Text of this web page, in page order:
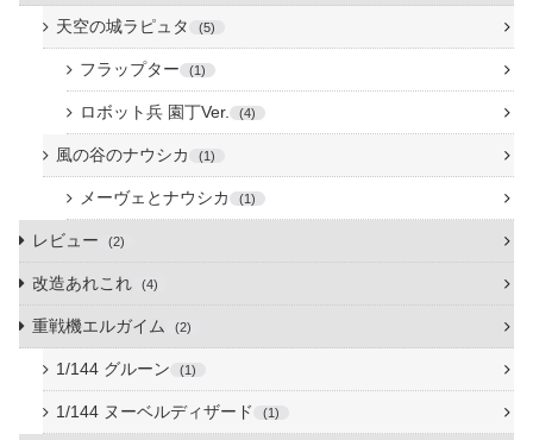
天空の城ラピュタ 5
フラップター 1
ロボット兵 園丁Ver. 4
風の谷のナウシカ 1
メーヴェとナウシカ 1
レビュー 2
改造あれこれ 4
重戦機エルガイム 2
1/144 グルーン 1
1/144 ヌーベルディザード 1